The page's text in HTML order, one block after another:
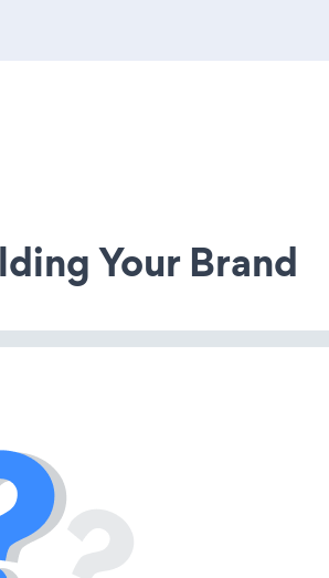
Your Brand